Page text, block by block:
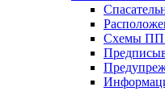
Схемы ПП